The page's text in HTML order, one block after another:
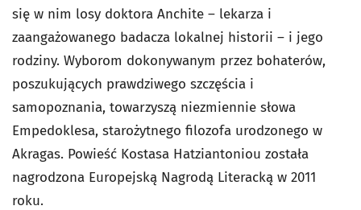
się w nim losy doktora Anchite – lekarza i
zaangażowanego badacza lokalnej historii – i jego
rodziny. Wyborom dokonywanym przez bohaterów,
poszukujących prawdziwego szczęścia i
samopoznania, towarzyszą niezmiennie słowa
Empedoklesa, starożytnego filozofa urodzonego w
Akragas. Powieść Kostasa Hatziantoniou została
nagrodzona Europejską Nagrodą Literacką w 2011
roku.